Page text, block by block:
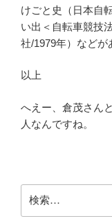
けごと史（日本自
い出＜自転車競技
社/1979年）などが
以上
へえー、倉茂さん
人なんですね。
索: